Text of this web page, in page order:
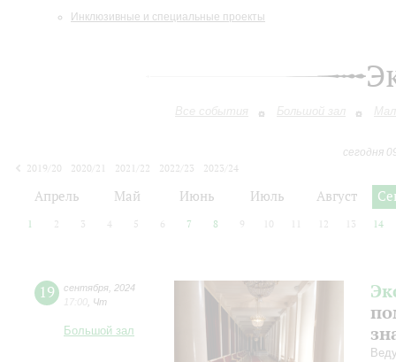
Инклюзивные и специальные проекты
Все события Большой зал
сегодня
2019/20
2020/21 2021/22 2022/23
2023/24
Апрель Май Июнь Июль Август
1 2 3 4 5 6 7 8 9 10 12 13 14
19 сентября 2024
17:00 Чт
Большой зал